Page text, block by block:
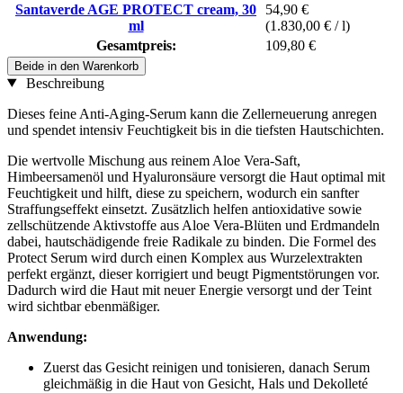
Santaverde AGE PROTECT cream, 30
ml
54,90 €
(1.830,00 € / l)
Gesamtpreis:
109,80 €
Beide in den Warenkorb
Beschreibung
Dieses feine Anti-Aging-Serum kann die Zellerneuerung anregen
und spendet intensiv Feuchtigkeit bis in die tiefsten Hautschichten.
Die wertvolle Mischung aus reinem Aloe Vera-Saft,
Himbeersamenöl und Hyaluronsäure versorgt die Haut optimal mit
Feuchtigkeit und hilft, diese zu speichern, wodurch ein sanfter
Straffungseffekt einsetzt. Zusätzlich helfen antioxidative sowie
zellschützende Aktivstoffe aus Aloe Vera-Blüten und Erdmandeln
dabei, hautschädigende freie Radikale zu binden. Die Formel des
Protect Serum wird durch einen Komplex aus Wurzelextrakten
perfekt ergänzt, dieser korrigiert und beugt Pigmentstörungen vor.
Dadurch wird die Haut mit neuer Energie versorgt und der Teint
wird sichtbar ebenmäßiger.
Anwendung:
Zuerst das Gesicht reinigen und tonisieren, danach Serum
gleichmäßig in die Haut von Gesicht, Hals und Dekolleté